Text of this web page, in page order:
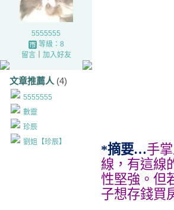
5555555
等級：8
留言｜ 加入好友
文章推薦人 (4)
5555555
數靈
珍辰
劉姐【珍辰】
*摘要…手
線，有這線
性堅強。但
子想存錢買